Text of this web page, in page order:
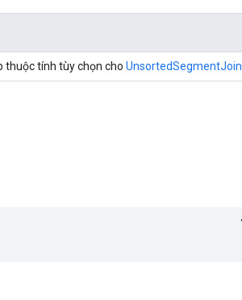
thuộc tính tùy chọn cho UnsortedSegmentJoin